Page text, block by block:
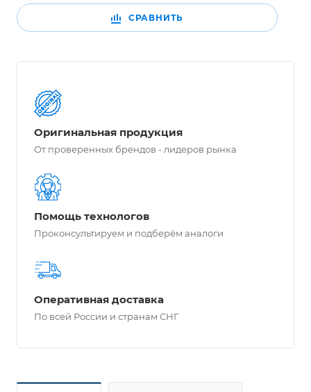
СРАВНИТЬ
Оригинальная продукция
От проверенных брендов - лидеров рынка
Помощь технологов
Проконсультируем и подберём аналоги
Оперативная доставка
По всей России и странам СНГ